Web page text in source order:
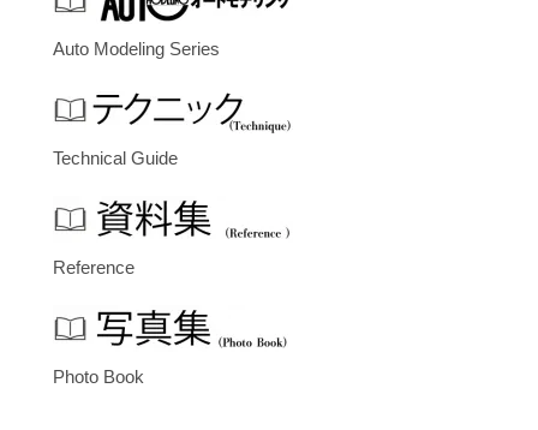
Auto Modeling Series
Technical Guide
Reference
Photo Book